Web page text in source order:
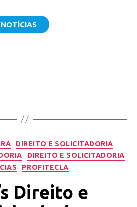
DIREITO E SOLICITADORIA
DIREITO E SOLICITADORIA
PROFITECLA
Direito e